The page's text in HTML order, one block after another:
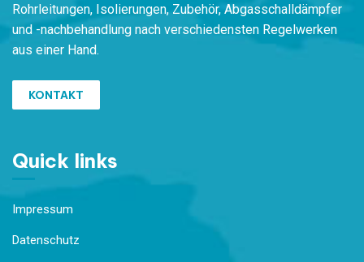
Rohrleitungen, Isolierungen, Zubehör, Abgasschalldämpfer
und -nachbehandlung nach verschiedensten Regelwerken
aus einer Hand.
KONTAKT
Quick links
Impressum
Datenschutz